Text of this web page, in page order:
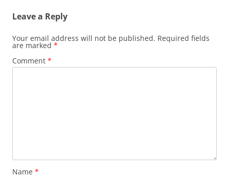
Leave a Reply
Your email address will not be published. Required fields
are marked *
Comment *
Name *